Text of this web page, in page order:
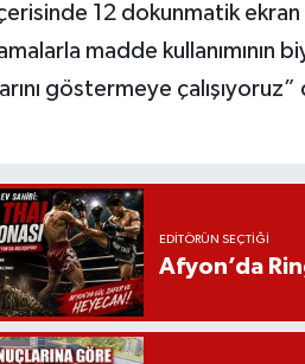
içerisinde 12 dokunmatik
madde kullanımının
göstermeye
EDITÖRÜN SEÇTIĞI
Afyon’da